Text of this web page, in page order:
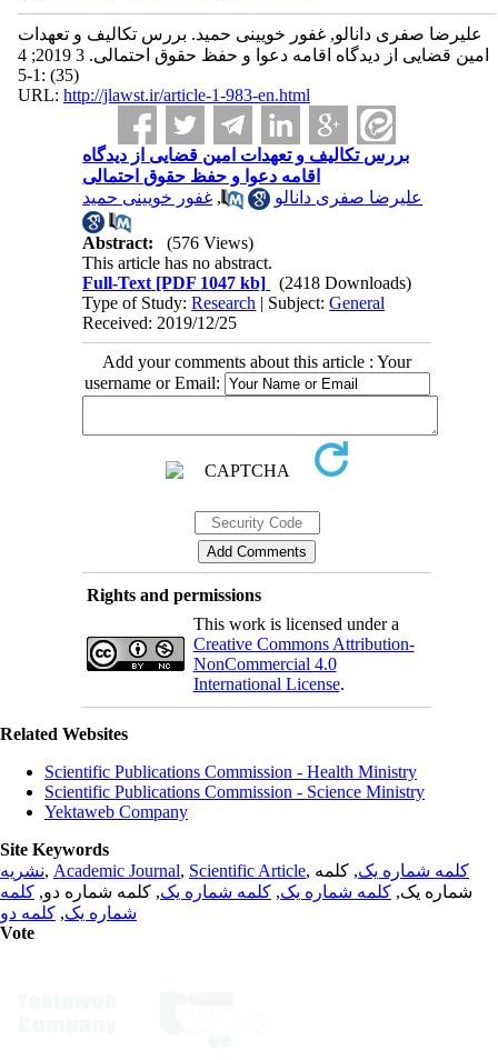
علیرضا صفری دانالو, غفور خویینی حمید. بررس تکالیف و تعهدات
امین قضایی از دیدگاه اقامه دعوا و حفظ حقوق احتمالی. 3 2019; 4
(35) :1-5
URL: http://jlawst.ir/article-1-983-en.html
بررس تکالیف و تعهدات امین قضایی از دیدگاه
اقامه دعوا و حفظ حقوق احتمالی
علیرضا صفری دانالو
, غفور خویینی حمید
Abstract:
(576 Views)
This article has no abstract.
Full-Text [PDF 1047 kb]
(2418 Downloads)
Type of Study:Research | Subject:General
Received: 2019/12/25
Add your comments about this article : Your
username or Email:
Rights and permissions
This work is licensed under a
Creative Commons Attribution-
NonCommercial 4.0
International License.
Related Websites
Scientific Publications Commission - Health Ministry
Scientific Publications Commission - Science Ministry
Yektaweb Company
Site Keywords
نشریه, Academic Journal, Scientific Article, کلمه شماره یک, کلمه
شماره یک, کلمه شماره یک, کلمه شماره یک, کلمه شماره دو, کلمه
شماره یک, کلمه دو
Vote